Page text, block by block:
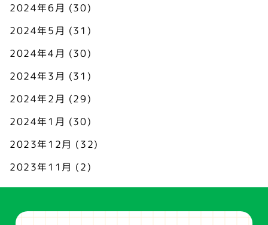
2024年6月 (30)
2024年5月 (31)
2024年4月 (30)
2024年3月 (31)
2024年2月 (29)
2024年1月 (30)
2023年12月 (32)
2023年11月 (2)